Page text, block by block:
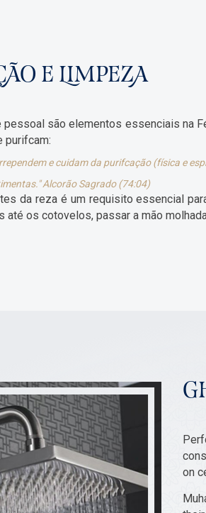
E LIMPEZA
são elementos essenciais na
purifcam:
e cuidam da purifcação (física e
Alcorão Sagrado (74:04)
da reza é um requisito essencial
até os cotovelos, passar a mão
on